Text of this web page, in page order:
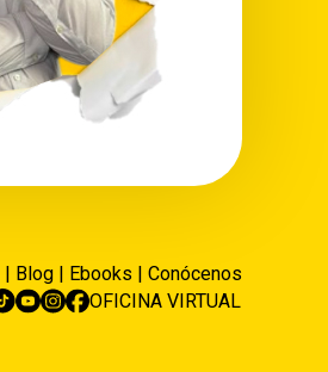
Blog Ebooks
Conócenos
OFICINA VIRTUAL